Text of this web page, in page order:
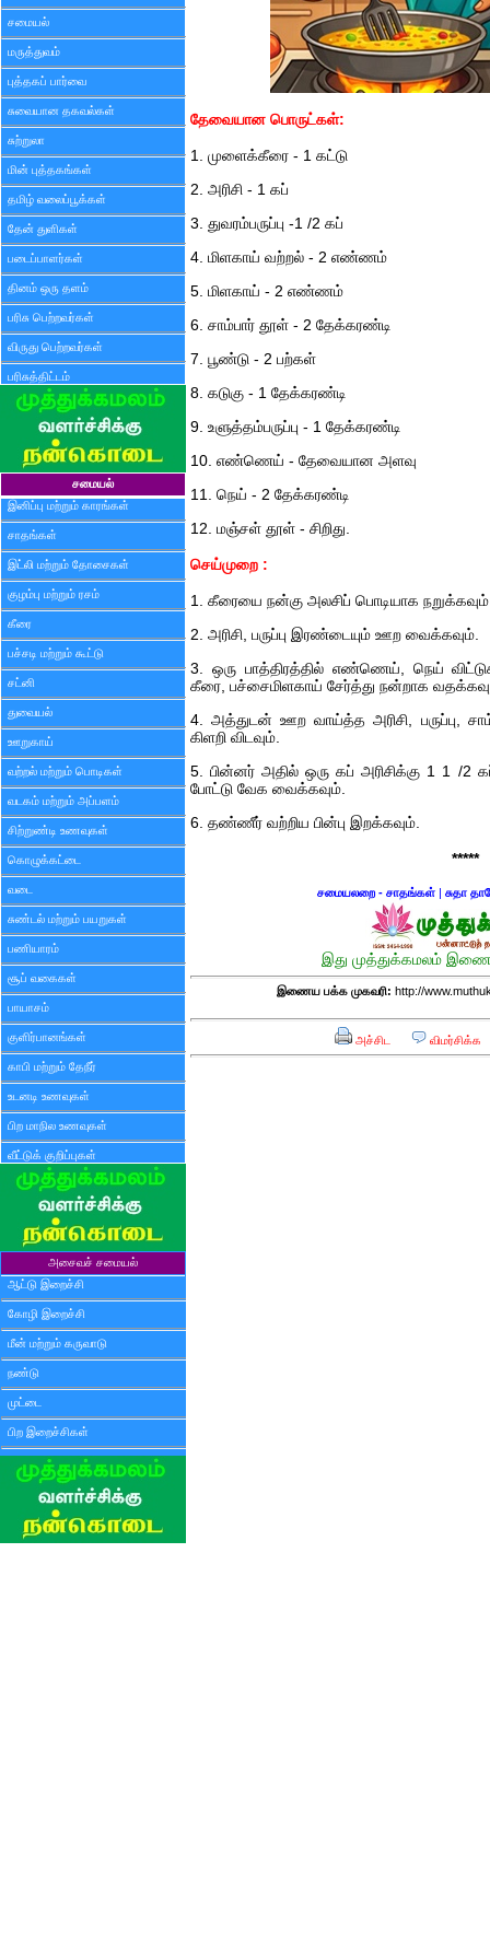
சமையல்
மருத்துவம்
புத்தகப் பார்வை
சுவையான தகவல்கள்
சுற்றுலா
மின் புத்தகங்கள்
தமிழ் வலைப்பூக்கள்
தேன் துளிகள்
படைப்பாளர்கள்
தினம் ஒரு தளம்
பரிசு பெற்றவர்கள்
விருது பெற்றவர்கள்
பரிசுத்திட்டம்
சமையல்
இனிப்பு மற்றும் காரங்கள்
சாதங்கள்
இட்லி மற்றும் தோசைகள்
குழம்பு மற்றும் ரசம்
கீரை
பச்சடி மற்றும் கூட்டு
சட்னி
துவையல்
ஊறுகாய்
வற்றல் மற்றும் பொடிகள்
வடகம் மற்றும் அப்பளம்
சிற்றுண்டி உணவுகள்
கொழுக்கட்டை
வடை
சுண்டல் மற்றும் பயறுகள்
பணியாரம்
சூப் வகைகள்
பாயாசம்
குளிர்பானங்கள்
காபி மற்றும் தேநீர்
உடனடி உணவுகள்
பிற மாநில உணவுகள்
வீட்டுக் குறிப்புகள்
அசைவச் சமையல்
ஆட்டு இறைச்சி
கோழி இறைச்சி
மீன் மற்றும் கருவாடு
நண்டு
முட்டை
பிற இறைச்சிகள்
தேவையான பொருட்கள்:
1. முளைக்கீரை - 1 கட்டு
2. அரிசி - 1 கப்
3. துவரம்பருப்பு -1 /2 கப்
4. மிளகாய் வற்றல் - 2 எண்ணம்
5. மிளகாய் - 2 எண்ணம்
6. சாம்பார் தூள் - 2 தேக்கரண்டி
7. பூண்டு - 2 பற்கள்
8. கடுகு - 1 தேக்கரண்டி
9. உளுத்தம்பருப்பு - 1 தேக்கரண்டி
10. எண்ணெய் - தேவையான அளவு
11. நெய் - 2 தேக்கரண்டி
12. மஞ்சள் தூள் - சிறிது.
செய்முறை :
1. கீரையை நன்கு அலசிப் பொடியாக
2. அரிசி, பருப்பு இரண்டையும் ஊற வைக்கவும்.
3. ஒரு பாத்திரத்தில் எண்ணெய், நெய் விட்டுக்
கீரை, பச்சைமிளகாய் சேர்த்து நன்றாக
4. அத்துடன் ஊற வாய்த்த அரிசி, பருப்பு,
கிளறி விடவும்.
5. பின்னர் அதில் ஒரு கப் அரிசிக்கு 1 1 /2
போட்டு வேக வைக்கவும்.
6. தண்ணீர் வற்றிய பின்பு இறக்கவும்.
*****
சமையலறை - சாதங்கள்| சுதா
இது முத்துக்கமலம்
இணைய பக்க முகவரி: http://
அச்சிட விமர்சிக்க